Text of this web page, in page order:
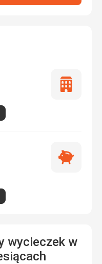
Tylko
Najlepsza
wycieczek w